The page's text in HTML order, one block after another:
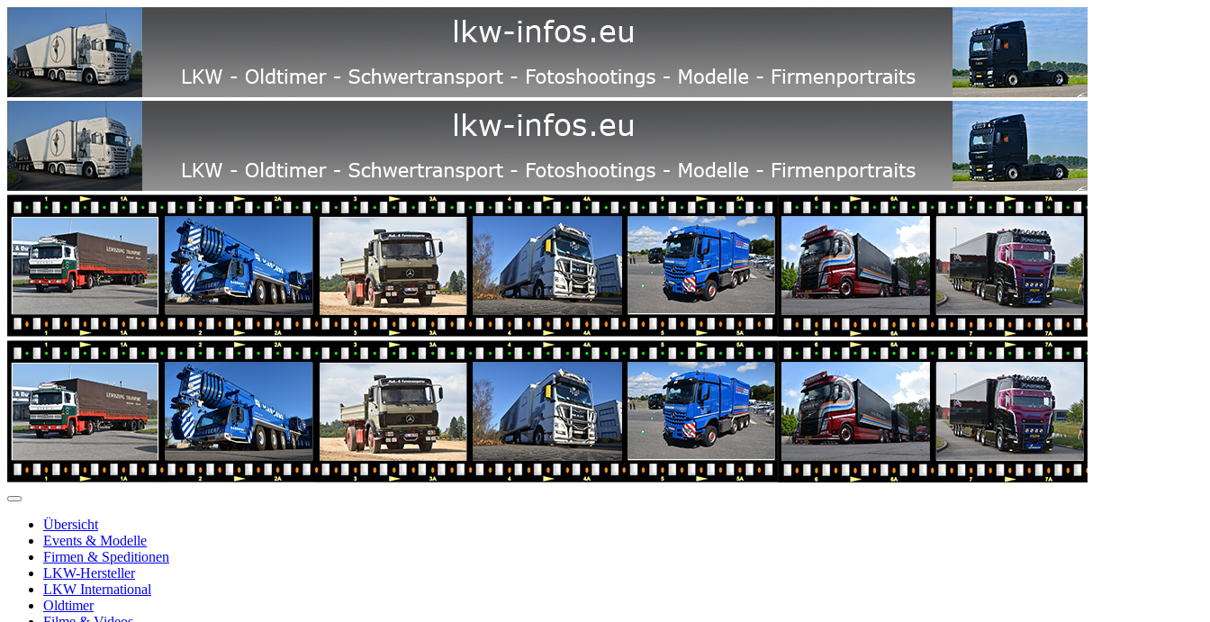
Übersicht
Events & Modelle
Firmen & Speditionen
LKW-Hersteller
LKW International
Oldtimer